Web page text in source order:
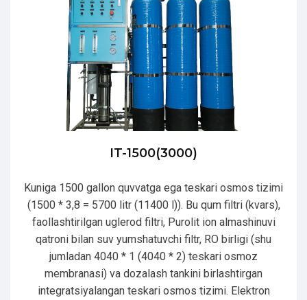
IT-1500(3000)
Kuniga 1500 gallon quvvatga ega teskari osmos tizimi
(1500 * 3,8 = 5700 litr (11400 l)). Bu qum filtri (kvars),
faollashtirilgan uglerod filtri, Purolit ion almashinuvi
qatroni bilan suv yumshatuvchi filtr, RO birligi (shu
jumladan 4040 * 1 (4040 * 2) teskari osmoz
membranasi) va dozalash tankini birlashtirgan
integratsiyalangan teskari osmos tizimi. Elektron